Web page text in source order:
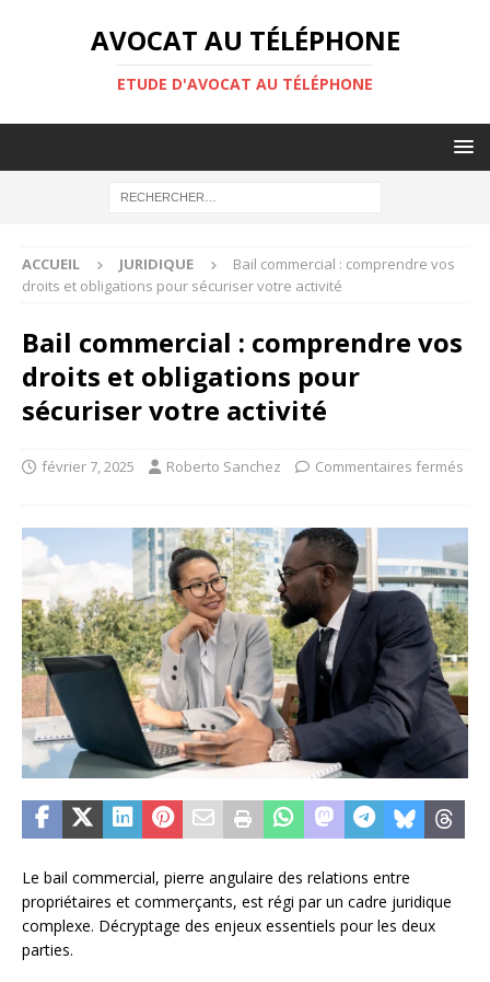
AVOCAT AU TÉLÉPHONE
ETUDE D'AVOCAT AU TÉLÉPHONE
ACCUEIL JURIDIQUE
Bail commercial : comprendre vos
droits et obligations pour sécuriser votre activité
Bail commercial : comprendre vos
droits et obligations pour
sécuriser votre activité
février 7, 2025 Roberto Sanchez Commentaires fermés
Le bail commercial, pierre angulaire des relations entre
propriétaires et commerçants, est régi par un cadre juridique
complexe. Décryptage des enjeux essentiels pour les deux
parties.